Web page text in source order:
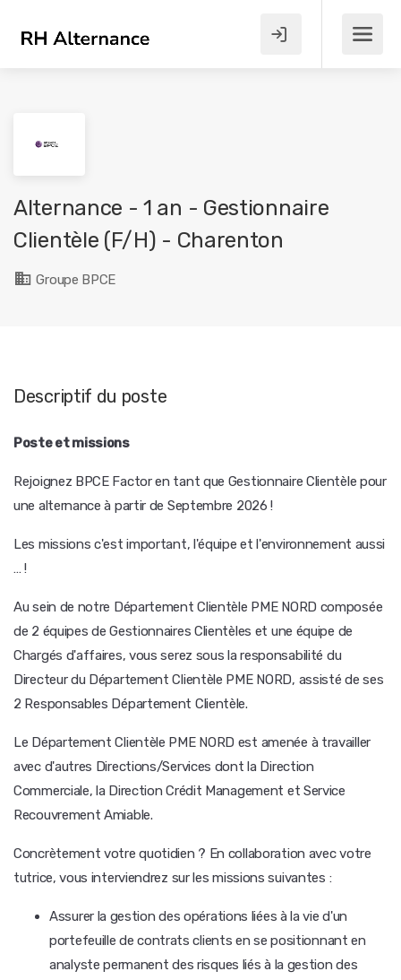
Alternance - 1 an - Gestionnaire
Clientèle (F/H) - Charenton
Groupe BPCE
Descriptif du poste
Poste et missions
Rejoignez BPCE Factor en tant que Gestionnaire Clientèle pour
une alternance à partir de Septembre 2026 !
Les missions c'est important, l'équipe et l'environnement aussi
… !
Au sein de notre Département Clientèle PME NORD composée
de 2 équipes de Gestionnaires Clientèles et une équipe de
Chargés d'affaires, vous serez sous la responsabilité du
Directeur du Département Clientèle PME NORD, assisté de ses
2 Responsables Département Clientèle.
Le Département Clientèle PME NORD est amenée à travailler
avec d'autres Directions/Services dont la Direction
Commerciale, la Direction Crédit Management et Service
Recouvrement Amiable.
Concrètement votre quotidien ? En collaboration avec votre
tutrice, vous interviendrez sur les missions suivantes :
Assurer la gestion des opérations liées à la vie d'un
portefeuille de contrats clients en se positionnant en
analyste permanent des risques liés à la gestion des